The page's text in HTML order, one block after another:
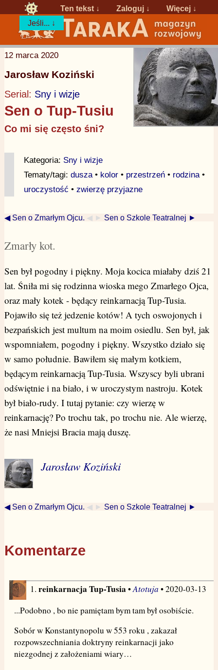
Ten tekst ↓ Zaloguj ↓
Więcej ↓
Jeśli... ↓
12 marca 2020
Jarosław Koziński
Serial: Sny i wizje
Sen o Tup-Tusiu
Co mi się często śni?
Kategoria: Sny i wizje
Tematy/tagi: dusza• kolor• przestrzeń• rodzina•
uroczystość • zwierzę przyjazne
◀ Sen o Zmarłym Ojcu. ◀ ► Sen o Szkole Teatralnej ►
Zmarły kot.
Sen był pogodny i piękny. Moja kocica miałaby dziś 21
lat. Śniła mi się rodzinna wioska mego Zmarłego Ojca,
oraz mały kotek - będący reinkarnacją Tup-Tusia.
Pojawiło się też jedzenie kotów! A tych oswojonych i
bezpańskich jest multum na moim osiedlu. Sen był, jak
wspomniałem, pogodny i piękny. Wszystko działo się
w samo południe. Bawiłem się małym kotkiem,
będącym reinkarnacją Tup-Tusia. Wszyscy byli ubrani
odświętnie i na biało, i w uroczystym nastroju. Kotek
był biało-rudy. I tutaj pytanie: czy wierzę w
reinkarnację? Po trochu tak, po trochu nie. Ale wierzę,
że nasi Mniejsi Bracia mają duszę.
Jarosław Koziński
◀ Sen o Zmarłym Ojcu. ◀ ► Sen o Szkole Teatralnej ►
Komentarze
1. reinkarnacja Tup-Tusia •Atotuja • 2020-03-13
...Podobno , bo nie pamiętam bym tam był osobiście.
Sobór w Konstantynopolu w 553 roku , zakazał
rozpowszechniania doktryny reinkarnacji jako
niezgodnej z założeniami wiary…